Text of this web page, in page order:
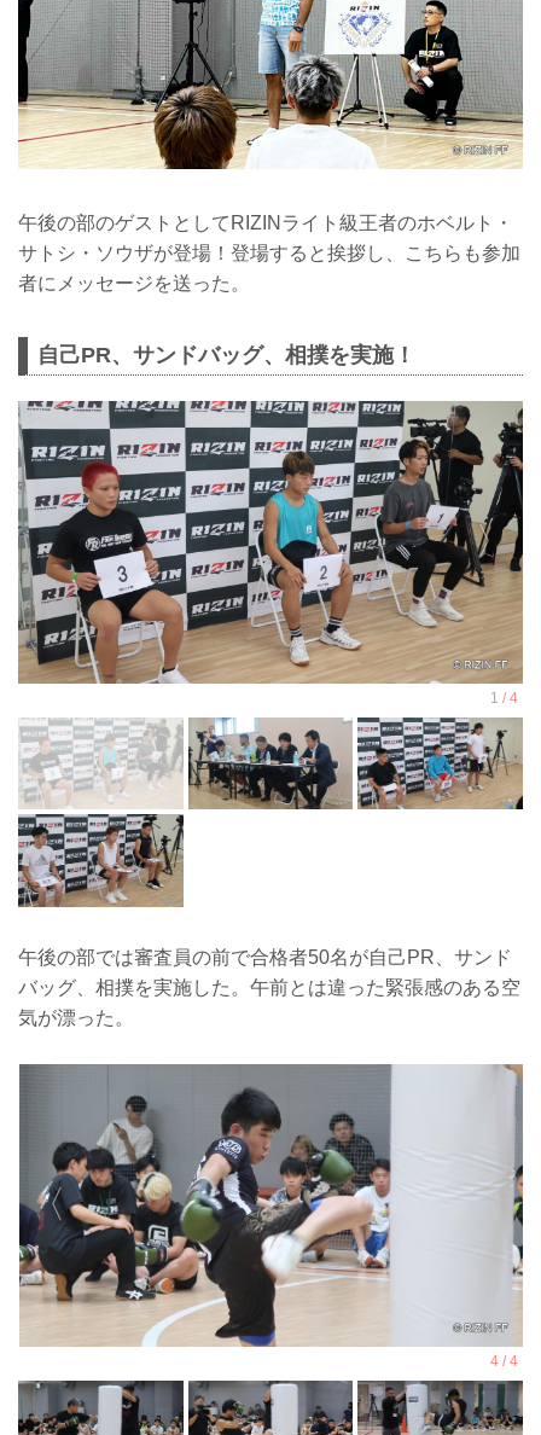
午後の部のゲストとしてRIZINライト級王者のホベルト・
サトシ・ソウザが登場！登場すると挨拶し、こちらも参加
者にメッセージを送った。
自己PR、サンドバッグ、相撲を実施！
午後の部では審査員の前で合格者50名が自己PR、サンド
バッグ、相撲を実施した。午前とは違った緊張感のある空
気が漂った。